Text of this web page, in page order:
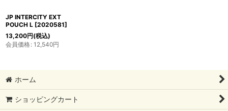
JP INTERCITY EXT
POUCH L [2020581]
13,200円(税込)
会員価格: 12,540円
ホーム
ショッピングカート